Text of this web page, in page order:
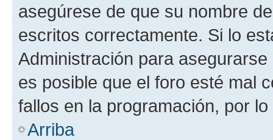
asegúrese de que su nombre
escritos correctamente. Si lo
Administración para
es posible que el foro esté mal
fallos en la programación, por
Arriba